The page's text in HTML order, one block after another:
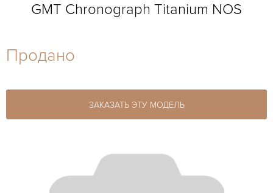
27-44
GMT Chronograph Titanium NOS
Продано
ЗАКАЗАТЬ ЭТУ МОДЕЛЬ